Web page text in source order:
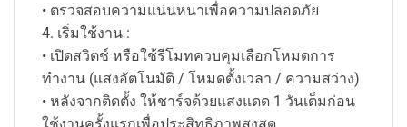
• ตรวจสอบความแน่นหนาเพื่อความปลอดภัย
4. เริ่มใช้งาน :
• เปิดสวิตช์ หรือใช้รีโมทควบคุมเลือกโหมดการ
ทำงาน (แสงอัตโนมัติ / โหมดตั้งเวลา / ความสว่าง)
• หลังจากติดตั้ง ให้ชาร์จด้วยแสงแดด 1 วันเต็มก่อน
ใช้งานครั้งแรกเพื่อประสิทธิภาพสูงสุด